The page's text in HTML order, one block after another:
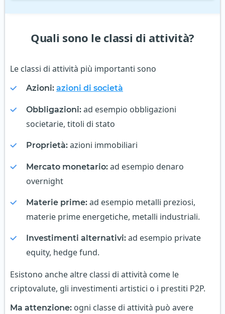
Quali sono le classi di attività?
Le classi di attività più importanti sono
Azioni: azioni di società
Obbligazioni: ad esempio obbligazioni
societarie, titoli di stato
Proprietà: azioni immobiliari
Mercato monetario: ad esempio denaro
overnight
Materie prime: ad esempio metalli preziosi,
materie prime energetiche, metalli industriali.
Investimenti alternativi: ad esempio private
equity, hedge fund.
Esistono anche altre classi di attività come le
criptovalute, gli investimenti artistici o i prestiti P2P.
Ma attenzione: ogni classe di attività può avere